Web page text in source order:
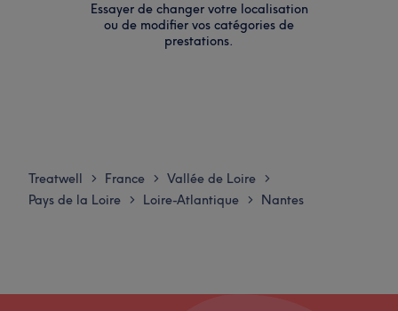
Essayer de changer votre localisation
ou de modifier vos catégories de
prestations.
Treatwell > France > Vallée de Loire >
Pays de la Loire > Loire-Atlantique > Nantes